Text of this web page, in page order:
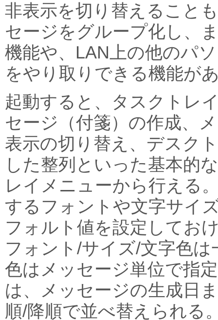
非表示を切り替えること
セージをグループ化し、
機能や、LAN上の他のパ
をやり取りできる機能が
起動すると、タスクトレ
セージ（付箋）の作成、
表示の切り替え、デスク
した整列といった基本的
レイメニューから行える
するフォントや文字サイ
フォルト値を設定してお
フォント/サイズ/文字色は
色はメッセージ単位で指
は、メッセージの生成日
順/降順で並べ替えられる